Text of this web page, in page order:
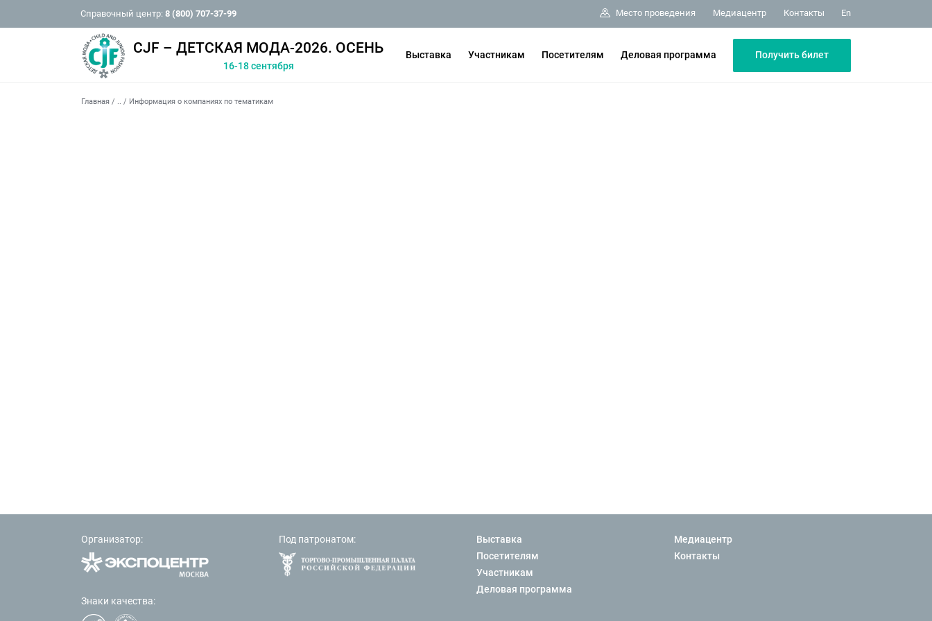
Справочный центр: 8 (800) 707-37-99 Место проведения Медиацентр Контакты En
CJF – ДЕТСКАЯ МОДА-2026. ОСЕНЬ
16-18 сентября
Выставка Участникам Посетителям Деловая программа Получить билет
Главная / .. / Информация о компаниях по тематикам
Организатор:
Знаки качества:
Под патронатом:
Выставка
Посетителям
Участникам
Деловая программа
Медиацентр
Контакты